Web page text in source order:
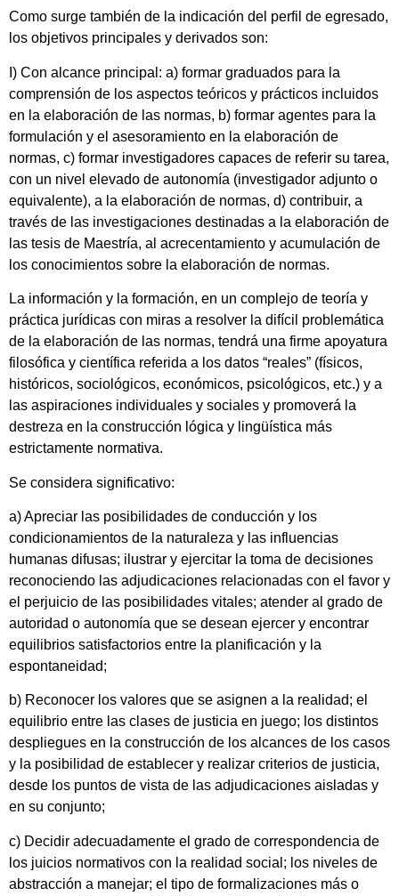
Como surge también de la indicación del perfil de egresado,
los objetivos principales y derivados son:
I) Con alcance principal: a) formar graduados para la
comprensión de los aspectos teóricos y prácticos incluidos
en la elaboración de las normas, b) formar agentes para la
formulación y el asesoramiento en la elaboración de
normas, c) formar investigadores capaces de referir su tarea,
con un nivel elevado de autonomía (investigador adjunto o
equivalente), a la elaboración de normas, d) contribuir, a
través de las investigaciones destinadas a la elaboración de
las tesis de Maestría, al acrecentamiento y acumulación de
los conocimientos sobre la elaboración de normas.
La información y la formación, en un complejo de teoría y
práctica jurídicas con miras a resolver la difícil problemática
de la elaboración de las normas, tendrá una firme apoyatura
filosófica y científica referida a los datos “reales” (físicos,
históricos, sociológicos, económicos, psicológicos, etc.) y a
las aspiraciones individuales y sociales y promoverá la
destreza en la construcción lógica y lingüística más
estrictamente normativa.
Se considera significativo:
a) Apreciar las posibilidades de conducción y los
condicionamientos de la naturaleza y las influencias
humanas difusas; ilustrar y ejercitar la toma de decisiones
reconociendo las adjudicaciones relacionadas con el favor y
el perjuicio de las posibilidades vitales; atender al grado de
autoridad o autonomía que se desean ejercer y encontrar
equilibrios satisfactorios entre la planificación y la
espontaneidad;
b) Reconocer los valores que se asignen a la realidad; el
equilibrio entre las clases de justicia en juego; los distintos
despliegues en la construcción de los alcances de los casos
y la posibilidad de establecer y realizar criterios de justicia,
desde los puntos de vista de las adjudicaciones aisladas y
en su conjunto;
c) Decidir adecuadamente el grado de correspondencia de
los juicios normativos con la realidad social; los niveles de
abstracción a manejar; el tipo de formalizaciones más o